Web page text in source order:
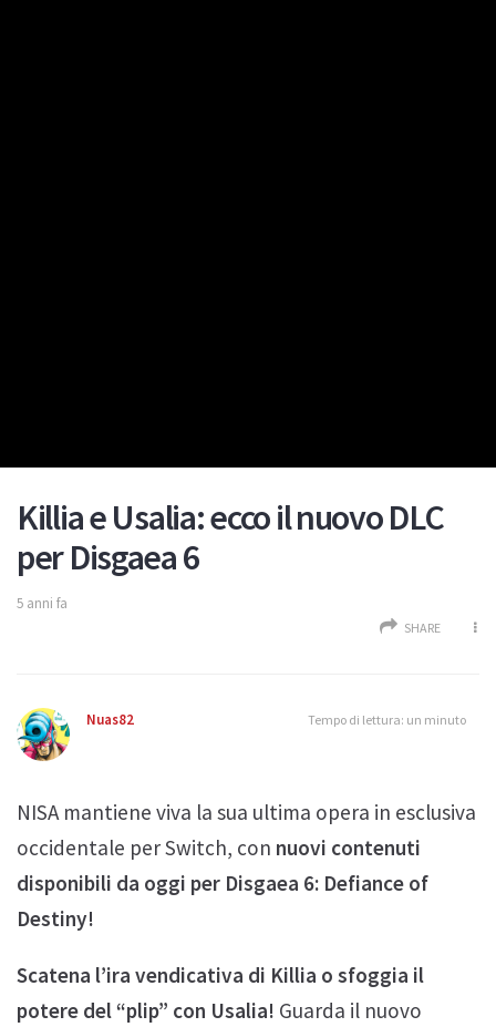
Killia e Usalia: ecco il nuovo DLC
per Disgaea 6
5 anni fa
SHARE
Nuas82 Tempo di lettura: un minuto
NISA mantiene viva la sua ultima opera in esclusiva
occidentale per Switch, con nuovi contenuti
disponibili da oggi per Disgaea 6: Defiance of
Destiny!
Scatena l’ira vendicativa di Killia o sfoggia il
potere del “plip” con Usalia! Guarda il nuovo